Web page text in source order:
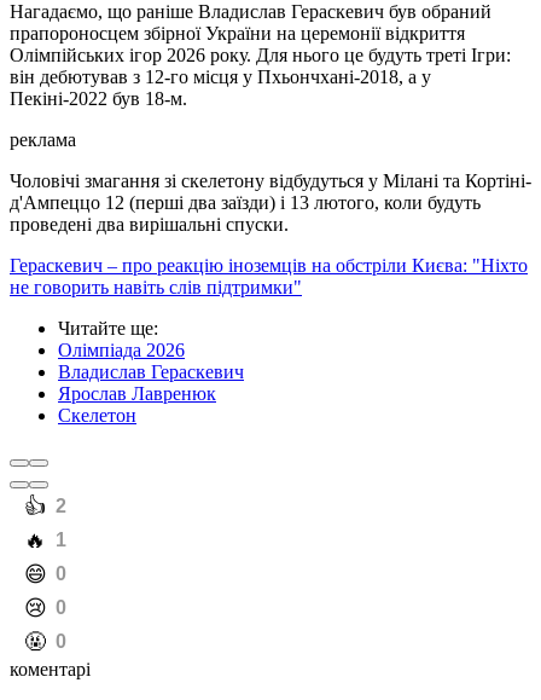
Нагадаємо, що раніше Владислав Гераскевич був обраний
прапороносцем збірної України на церемонії відкриття
Олімпійських ігор 2026 року. Для нього це будуть треті Ігри:
він дебютував з 12-го місця у Пхьончхані-2018, а у
Пекіні-2022 був 18-м.
реклама
Чоловічі змагання зі скелетону відбудуться у Мілані та Кортіні-
д'Ампеццо 12 (перші два заїзди) і 13 лютого, коли будуть
проведені два вирішальні спуски.
Гераскевич – про реакцію іноземців на обстріли Києва: "Ніхто
не говорить навіть слів підтримки"
Читайте ще:
Олімпіада 2026
Владислав Гераскевич
Ярослав Лавренюк
Скелетон
️👍 2
️🔥 1
️😄 0
️😢 0
️🤬 0
коментарі